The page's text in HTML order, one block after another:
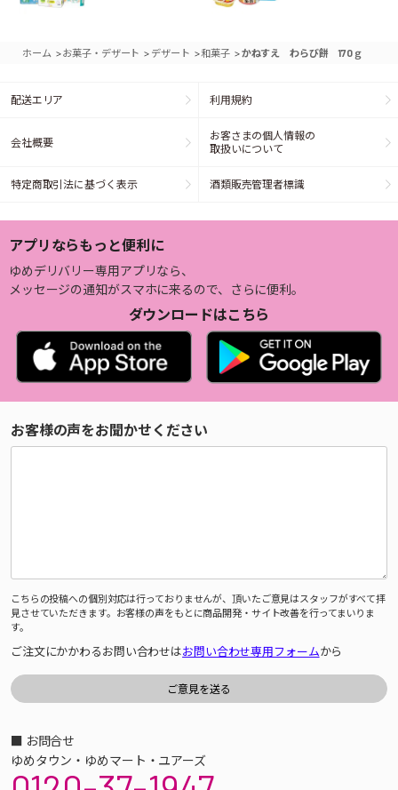
ホーム >お菓子・デザート > デザート >和菓子 >かねすえ わらび餅 170ｇ
配送エリア 利用規約
会社概要
お客さまの個人情報の
取扱いについて
特定商取引法に基づく表示 酒類販売管理者標識
アプリならもっと便利に
ゆめデリバリー専用アプリなら、
メッセージの通知がスマホに来るので、さらに便利。
ダウンロードはこちら
お客様の声をお聞かせください
こちらの投稿への個別対応は行っておりませんが、頂いたご意見はスタッフがすべて拝
見させていただきます。お客様の声をもとに商品開発・サイト改善を行ってまいりま
す。
ご注文にかかわるお問い合わせはお問い合わせ専用フォームから
■ お問合せ
ゆめタウン・ゆめマート・ユアーズ